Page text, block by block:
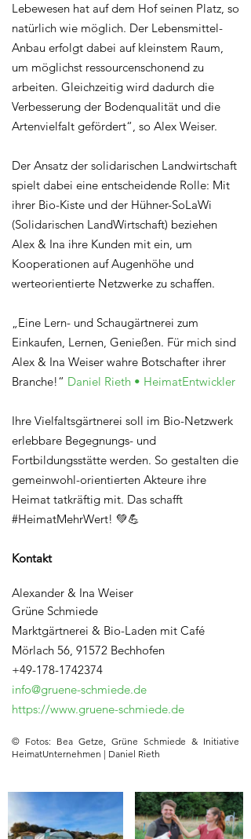
Lebewesen hat auf dem Hof seinen Platz, so
natürlich wie möglich. Der Lebensmittel-
Anbau erfolgt dabei auf kleinstem Raum,
um möglichst ressourcenschonend zu
arbeiten. Gleichzeitig wird dadurch die
Verbesserung der Bodenqualität und die
Artenvielfalt gefördert“, so Alex Weiser.
Der Ansatz der solidarischen Landwirtschaft
spielt dabei eine entscheidende Rolle: Mit
ihrer Bio-Kiste und der Hühner-SoLaWi
(Solidarischen LandWirtschaft) beziehen
Alex & Ina ihre Kunden mit ein, um
Kooperationen auf Augenhöhe und
werteorientierte Netzwerke zu schaffen.
„Eine Lern- und Schaugärtnerei zum
Einkaufen, Lernen, Genießen. Für mich sind
Alex & Ina Weiser wahre Botschafter ihrer
Branche!“ Daniel Rieth • HeimatEntwickler
Ihre Vielfaltsgärtnerei soll im Bio-Netzwerk
erlebbare Begegnungs- und
Fortbildungsstätte werden. So gestalten die
gemeinwohl-orientierten Akteure ihre
Heimat tatkräftig mit. Das schafft
#HeimatMehrWert! 💚💪
Kontakt
Alexander & Ina Weiser
Grüne Schmiede
Marktgärtnerei & Bio-Laden mit Café
Mörlach 56, 91572 Bechhofen
+49-178-1742374
info@gruene-schmiede.de
https://www.gruene-schmiede.de
© Fotos: Bea Getze, Grüne Schmiede & Initiative
HeimatUnternehmen | Daniel Rieth